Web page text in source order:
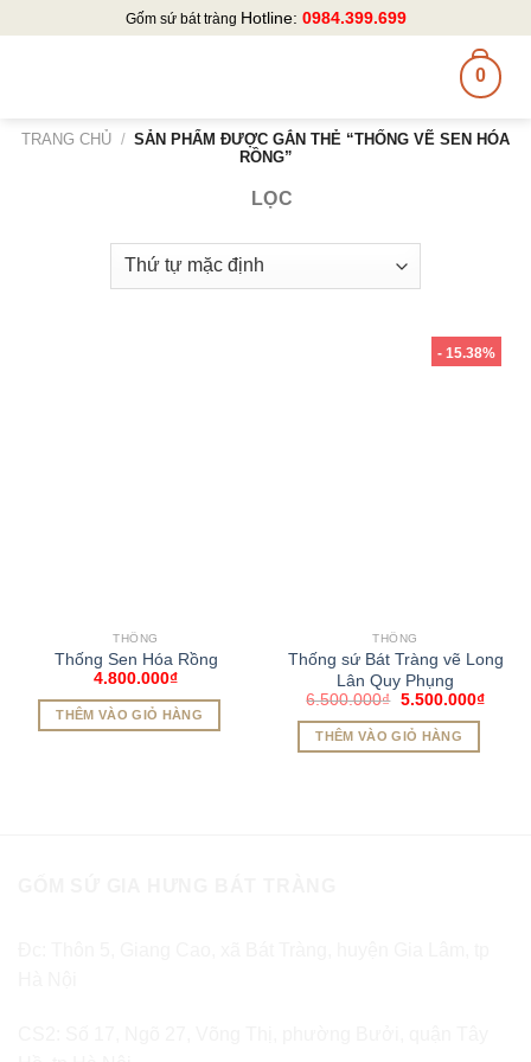
Gốm sứ bát tràng Hotline: 0984.399.699
0
TRANG CHỦ / SẢN PHẨM ĐƯỢC GẮN THẺ “THỐNG VẼ SEN HÓA
RỒNG”
LỌC
THỐNG
Thống Sen Hóa Rồng
4.800.000₫
THÊM VÀO GIỎ HÀNG
- 15.38%
THỐNG
Thống sứ Bát Tràng vẽ Long
Lân Quy Phụng
6.500.000₫ 5.500.000₫
THÊM VÀO GIỎ HÀNG